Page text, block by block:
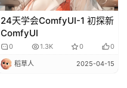
24天学会ComfyUI-1 初探新
ComfyUI
0 1.3K 0 0
稻草人 2025-04-15